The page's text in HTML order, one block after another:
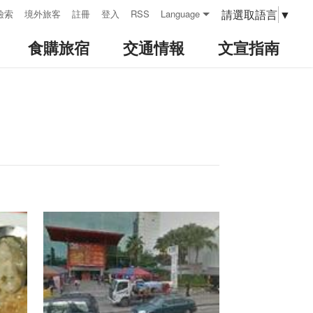
索 境外旅客 註冊 登入 RSS Language 請選取語言 ▼
食購旅宿 交通情報 文宣指南